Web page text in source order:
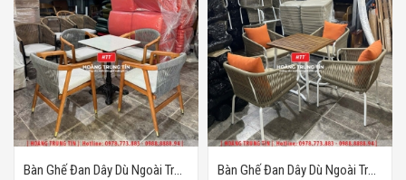
Bàn Ghế Đan Dây Dù Ngoài Trời
Bàn Ghế Đan Dây Dù Ngoài Trời